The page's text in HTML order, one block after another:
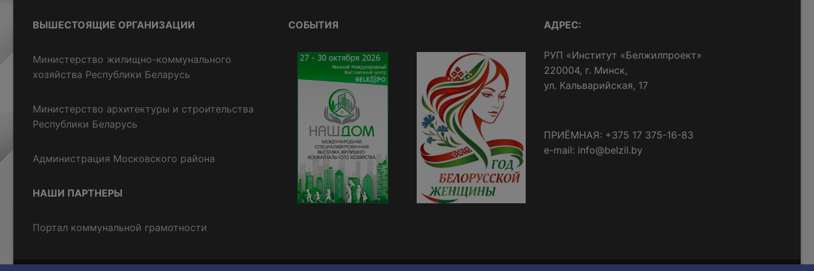
ВЫШЕСТОЯЩИЕ ОРГАНИЗАЦИИ
Министерство жилищно-коммунального
хозяйства Республики Беларусь
Министерство архитектуры и строительства
Республики Беларусь
Администрация Московского района
НАШИ ПАРТНЕРЫ
Портал коммунальной грамотности
СОБЫТИЯ АДРЕС:
РУП «Институт «Белжилпроект»
220004, г. Минск,
ул. Кальварийская, 17
ПРИЁМНАЯ: +375 17 375-16-83
e-mail: info@belzil.by